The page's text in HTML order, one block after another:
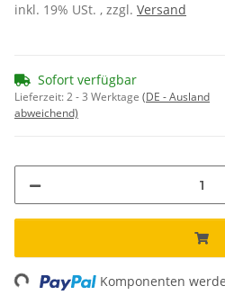
inkl. 19% USt. , zzgl. Versand
Sofort verfügbar
Lieferzeit:2 - 3 Werktage (DE - Ausland
abweichend)
Komponenten